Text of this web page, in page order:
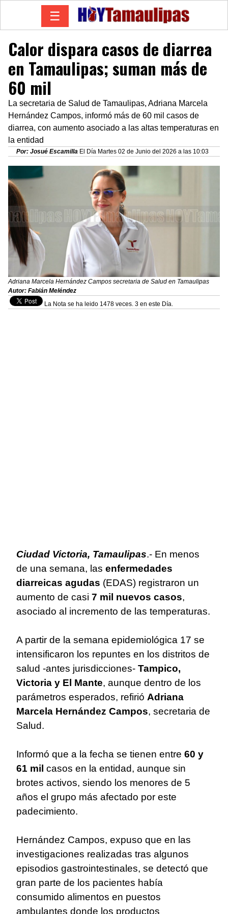
☰
Calor dispara casos de diarrea
en Tamaulipas; suman más de
60 mil
La secretaria de Salud de Tamaulipas, Adriana Marcela
Hernández Campos, informó más de 60 mil casos de
diarrea, con aumento asociado a las altas temperaturas en
la entidad
Por: Josué Escamilla El Día Martes 02 de Junio del 2026 a las 10:03
Adriana Marcela Hernández Campos secretaria de Salud en Tamaulipas
Autor: Fabián Meléndez
La Nota se ha leido 1478 veces. 3 en este Día.
Ciudad Victoria, Tamaulipas.- En menos
de una semana, las enfermedades
diarreicas agudas (EDAS) registraron un
aumento de casi 7 mil nuevos casos,
asociado al incremento de las temperaturas.
A partir de la semana epidemiológica 17 se
intensificaron los repuntes en los distritos de
salud -antes jurisdicciones- Tampico,
Victoria y El Mante, aunque dentro de los
parámetros esperados, refirió Adriana
Marcela Hernández Campos, secretaria de
Salud.
Informó que a la fecha se tienen entre 60 y
61 mil casos en la entidad, aunque sin
brotes activos, siendo los menores de 5
años el grupo más afectado por este
padecimiento.
Hernández Campos, expuso que en las
investigaciones realizadas tras algunos
episodios gastrointestinales, se detectó que
gran parte de los pacientes había
consumido alimentos en puestos
ambulantes donde los productos